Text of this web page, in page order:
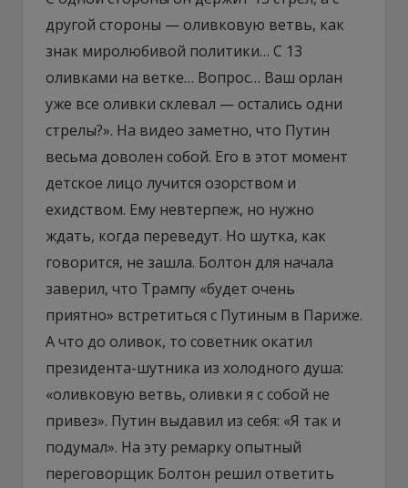
другой стороны — оливковую ветвь, как
знак миролюбивой политики… С 13
оливками на ветке… Вопрос… Ваш орлан
уже все оливки склевал — остались одни
стрелы?». На видео заметно, что Путин
весьма доволен собой. Его в этот момент
детское лицо лучится озорством и
ехидством. Ему невтерпеж, но нужно
ждать, когда переведут. Но шутка, как
говорится, не зашла. Болтон для начала
заверил, что Трампу «будет очень
приятно» встретиться с Путиным в Париже.
А что до оливок, то советник окатил
президента-шутника из холодного душа:
«оливковую ветвь, оливки я с собой не
привез». Путин выдавил из себя: «Я так и
подумал». На эту ремарку опытный
переговорщик Болтон решил ответить